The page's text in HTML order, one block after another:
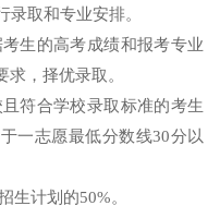
录取和专业安排。
生的高考成绩和报考专业
，择优录取。
符合学校录取标准的考生
一志愿最低分数线30分以
生计划的50%。